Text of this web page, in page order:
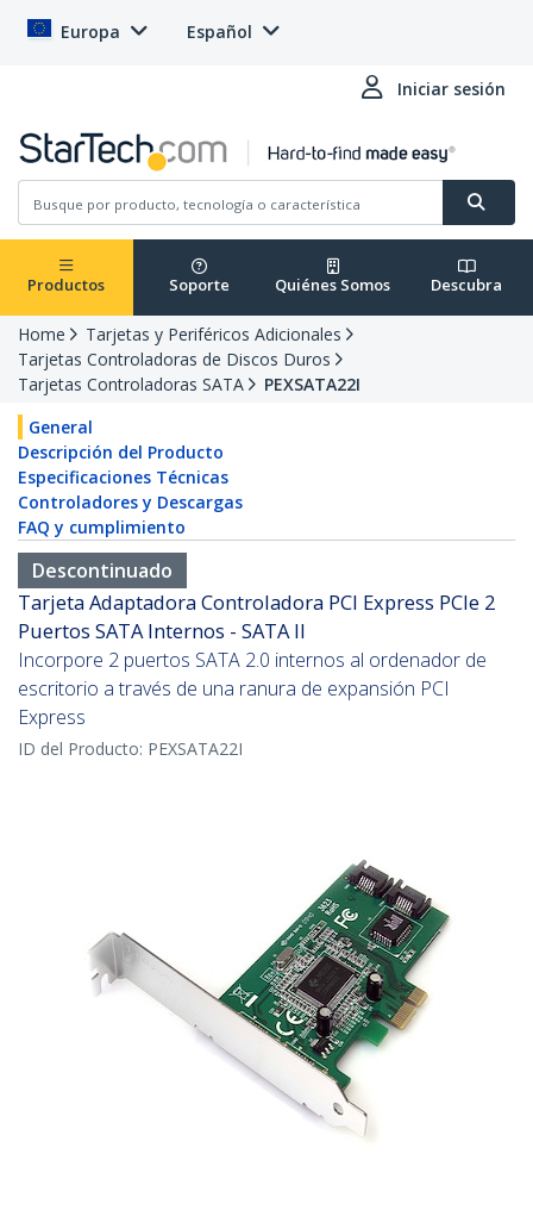
Europa Español
Iniciar sesión
Productos Soporte Quiénes Somos Descubra
Home
Tarjetas y Periféricos Adicionales
Tarjetas Controladoras de Discos Duros
Tarjetas Controladoras SATA
PEXSATA22I
General
Descripción del Producto
Especificaciones Técnicas
Controladores y Descargas
FAQ y cumplimiento
Descontinuado
Tarjeta Adaptadora Controladora PCI Express PCIe 2
Puertos SATA Internos - SATA II
Incorpore 2 puertos SATA 2.0 internos al ordenador de
escritorio a través de una ranura de expansión PCI
Express
ID del Producto: PEXSATA22I